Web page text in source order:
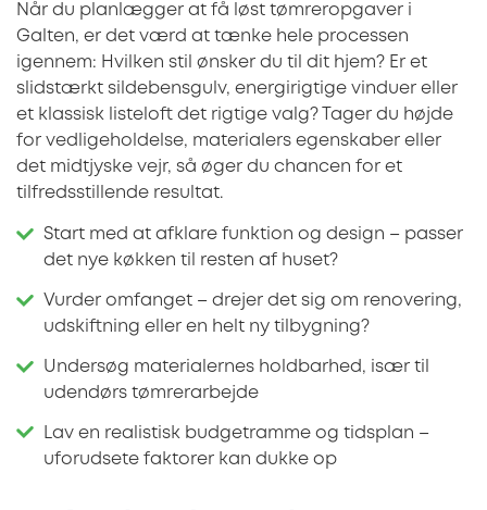
Når du planlægger at få løst tømreropgaver i
Galten, er det værd at tænke hele processen
igennem: Hvilken stil ønsker du til dit hjem? Er et
slidstærkt sildebensgulv, energirigtige vinduer eller
et klassisk listeloft det rigtige valg? Tager du højde
for vedligeholdelse, materialers egenskaber eller
det midtjyske vejr, så øger du chancen for et
tilfredsstillende resultat.
Start med at afklare funktion og design – passer
det nye køkken til resten af huset?
Vurder omfanget – drejer det sig om renovering,
udskiftning eller en helt ny tilbygning?
Undersøg materialernes holdbarhed, især til
udendørs tømrerarbejde
Lav en realistisk budgetramme og tidsplan –
uforudsete faktorer kan dukke op